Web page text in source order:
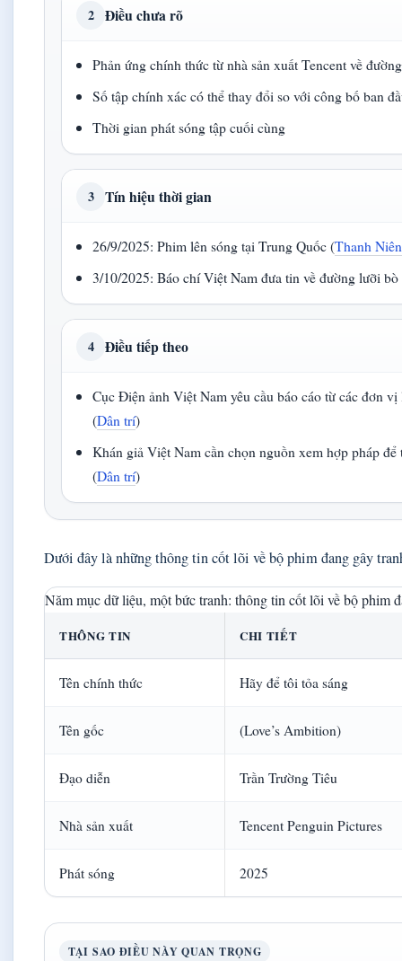
2 Điều chưa rõ
Phản ứng chính thức từ nhà sản xuất Tencent về
Số tập chính xác có thể thay đổi so với công bố ban
Thời gian phát sóng tập cuối cùng
3 Tín hiệu thời gian
26/9/2025: Phim lên sóng tại Trung Quốc (Thanh Niên
3/10/2025: Báo chí Việt Nam đưa tin về đường lưỡi bò
4 Điều tiếp theo
Cục Điện ảnh Việt Nam yêu cầu báo cáo từ các đơn
(Dân trí)
Khán giả Việt Nam cần chọn nguồn xem hợp pháp
(Dân trí)
Dưới đây là những thông tin cốt lõi về bộ phim đang gây
Năm mục dữ liệu, một bức tranh: thông tin cốt lõi về bộ phim
THÔNG TIN CHI TIẾT
Tên chính thức Hãy để tôi tỏa sáng
Tên gốc (Love’s Ambition)
Đạo diễn Trần Trường Tiêu
Nhà sản xuất Tencent Penguin Pictures
Phát sóng 2025
TẠI SAO ĐIỀU NÀY QUAN TRỌNG